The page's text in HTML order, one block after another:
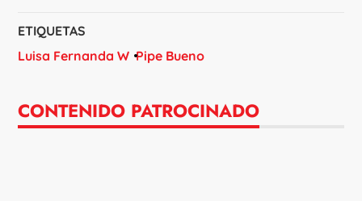
ETIQUETAS
Luisa Fernanda W Pipe Bueno
CONTENIDO PATROCINADO